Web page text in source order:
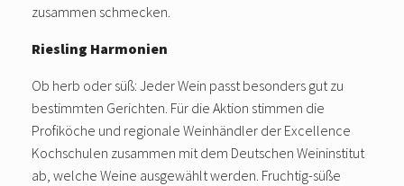
zusammen schmecken.
Riesling Harmonien
Ob herb oder süß: Jeder Wein passt besonders gut zu
bestimmten Gerichten. Für die Aktion stimmen die
Profiköche und regionale Weinhändler der Excellence
Kochschulen zusammen mit dem Deutschen Weininstitut
ab, welche Weine ausgewählt werden. Fruchtig-süße